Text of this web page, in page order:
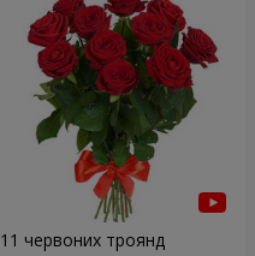
11 червоних троянд